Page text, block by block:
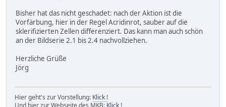
Bisher hat das nicht geschadet: nach der Aktion ist die
Vorfärbung, hier in der Regel Acridinrot, sauber auf die
sklerifizierten Zellen differenziert. Das kann man auch schön
an der Bildserie 2.1 bis 2.4 nachvollziehen.
Herzliche Grüße
Jörg
Hier geht's zur Vorstellung: Klick !
Und hier zur Webseite des MKB: Klick !